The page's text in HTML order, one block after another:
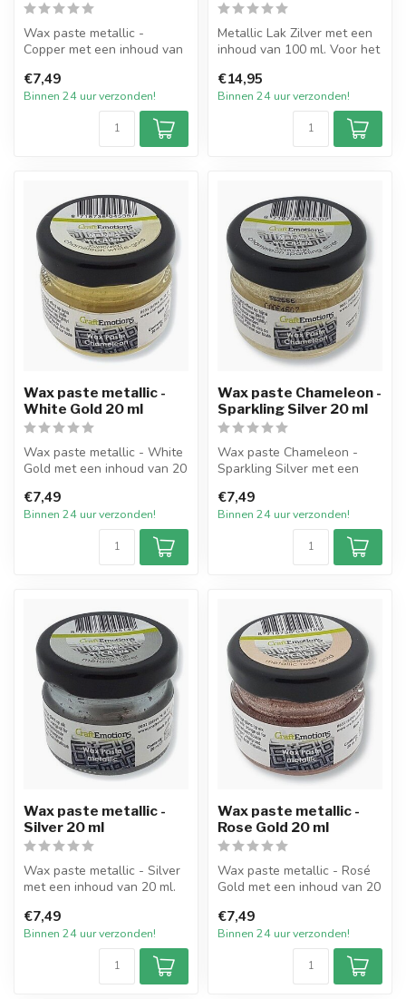
Wax paste metallic -
Copper met een inhoud van
kaarsen te...
€7,49
Binnen 24 uur verzonden!
Metallic Lak Zilver met een
inhoud van 100 ml. Voor het
€14,95
Binnen 24 uur verzonden!
Wax paste metallic -
White Gold 20 ml
Wax paste metallic - White
Gold met een inhoud van 20
kaarse...
€7,49
Binnen 24 uur verzonden!
Wax paste Chameleon -
Sparkling Silver 20 ml
Wax paste Chameleon -
Sparkling Silver met een
gebruiken om...
€7,49
Binnen 24 uur verzonden!
Wax paste metallic -
Silver 20 ml
Wax paste metallic - Silver
met een inhoud van 20 ml.
te...
€7,49
Binnen 24 uur verzonden!
Wax paste metallic -
Rose Gold 20 ml
Wax paste metallic - Rosé
Gold met een inhoud van 20
kaarsen...
€7,49
Binnen 24 uur verzonden!